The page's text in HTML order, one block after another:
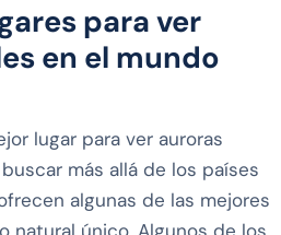
para ver
en el mundo
lugar para ver auroras
más allá de los países
algunas de las mejores